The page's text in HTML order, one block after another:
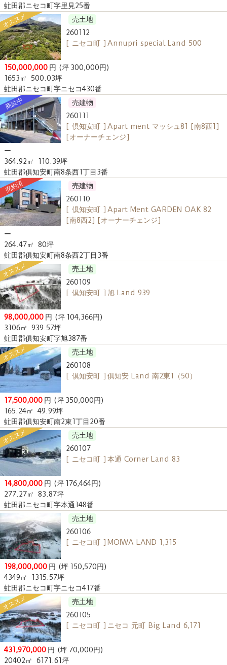
虻田郡ニセコ町字里見25番
オススメ
売土地
260112
[ ニセコ町 ] Annupri special Land 500
150,000,000 円 (坪 300,000円)
1653㎡
500.03坪
虻田郡ニセコ町字ニセコ430番
商談中
売建物
260111
[ 倶知安町 ] Apart ment マッシュ81 [南8西1]
[オーナーチェンジ]
ー
364.92㎡
110.39坪
虻田郡俱知安町南8条西1丁目3番
売約済
売建物
260110
[ 倶知安町 ] Apart Ment GARDEN OAK 82
[南8西2] [オーナーチェンジ]
ー
264.47㎡ 80坪
虻田郡俱知安町南8条西2丁目3番
オススメ
売土地
260109
[ 倶知安町 ] 旭 Land 939
98,000,000 円 (坪 104,366円)
3106㎡ 939.57坪
虻田郡俱知安町字旭387番
オススメ
売土地
260108
[ 倶知安町 ] 俱知安 Land 南2東1（50）
17,500,000 円 (坪 350,000円)
165.24㎡ 49.99坪
虻田郡俱知安町南2東1丁目20番
オススメ
売土地
260107
[ ニセコ町 ] 本通 Corner Land 83
14,800,000 円 (坪 176,464円)
277.27㎡ 83.87坪
虻田郡ニセコ町字本通148番
売土地
260106
[ ニセコ町 ] MOIWA LAND 1,315
198,000,000 円 (坪 150,570円)
4349㎡
1315.57坪
虻田郡ニセコ町字ニセコ417番
オススメ
売土地
260105
[ ニセコ町 ] ニセコ 元町 Big Land 6,171
431,970,000 円 (坪 70,000円)
20402㎡ 6171.61坪